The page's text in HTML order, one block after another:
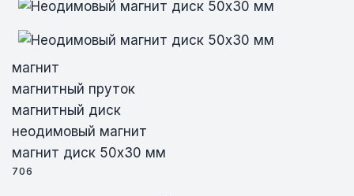
магнит
магнитный пруток
магнитный диск
неодимовый магнит
магнит диск 50х30 мм
706